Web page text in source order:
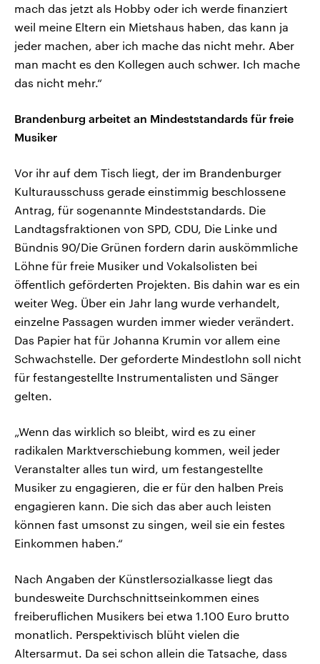
mach das jetzt als Hobby oder ich werde finanziert
weil meine Eltern ein Mietshaus haben, das kann ja
jeder machen, aber ich mache das nicht mehr. Aber
man macht es den Kollegen auch schwer. Ich mache
das nicht mehr.“
Brandenburg arbeitet an Mindeststandards für freie
Musiker
Vor ihr auf dem Tisch liegt, der im Brandenburger
Kulturausschuss gerade einstimmig beschlossene
Antrag, für sogenannte Mindeststandards. Die
Landtagsfraktionen von SPD, CDU, Die Linke und
Bündnis 90/Die Grünen fordern darin auskömmliche
Löhne für freie Musiker und Vokalsolisten bei
öffentlich geförderten Projekten. Bis dahin war es ein
weiter Weg. Über ein Jahr lang wurde verhandelt,
einzelne Passagen wurden immer wieder verändert.
Das Papier hat für Johanna Krumin vor allem eine
Schwachstelle. Der geforderte Mindestlohn soll nicht
für festangestellte Instrumentalisten und Sänger
gelten.
„Wenn das wirklich so bleibt, wird es zu einer
radikalen Marktverschiebung kommen, weil jeder
Veranstalter alles tun wird, um festangestellte
Musiker zu engagieren, die er für den halben Preis
engagieren kann. Die sich das aber auch leisten
können fast umsonst zu singen, weil sie ein festes
Einkommen haben.“
Nach Angaben der Künstlersozialkasse liegt das
bundesweite Durchschnittseinkommen eines
freiberuflichen Musikers bei etwa 1.100 Euro brutto
monatlich. Perspektivisch blüht vielen die
Altersarmut. Da sei schon allein die Tatsache, dass